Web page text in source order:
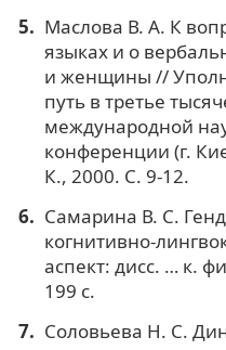
Маслова В. А. К
языках и о
и женщины //
путь в третье
международной
конференции (г.
К., 2000. С. 9-12.
Самарина В. С.
когнитивно-
аспект: дисс. … к.
199 с.
Соловьева Н. С.